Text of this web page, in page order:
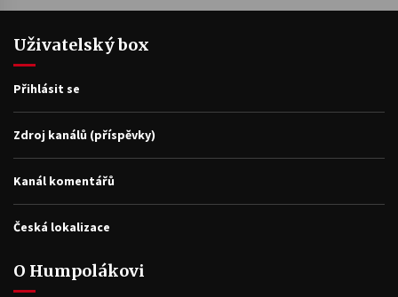
Uživatelský box
Přihlásit se
Zdroj kanálů (příspěvky)
Kanál komentářů
Česká lokalizace
O Humpolákovi